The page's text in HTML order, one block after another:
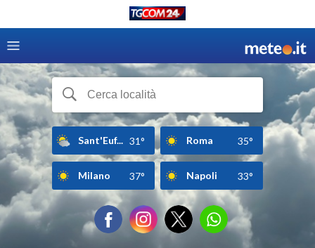
Sant'Euf... 31° Roma 35°
Milano 37° Napoli 33°